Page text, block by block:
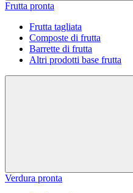
Frutta pronta
Frutta tagliata
Composte di frutta
Barrette di frutta
Altri prodotti base frutta
Verdura pronta